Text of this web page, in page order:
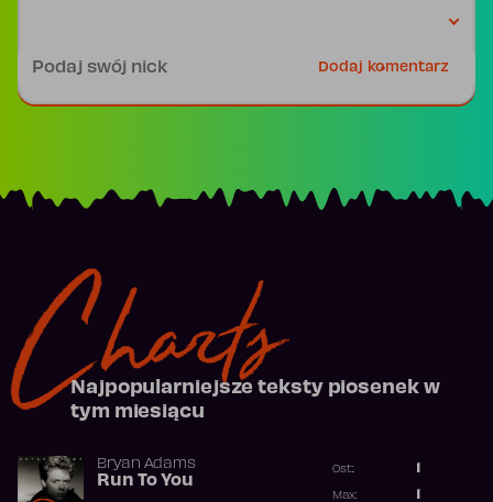
Dodaj komentarz
Charts
Najpopularniejsze teksty piosenek w
tym miesiącu
Bryan Adams
Run To You
Ost.:
Max: